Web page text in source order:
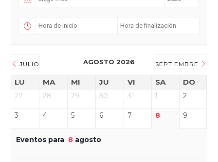
JULIO AGOSTO 2026 SEPTIEMBRE
LU MA MI JU VI SA DO
27 28 29 30 31 1 2
3 4 5 6 7 8 9
Eventos para 8 agosto